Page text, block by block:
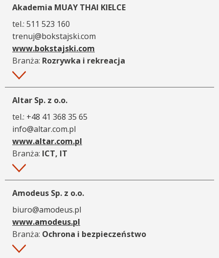
Akademia MUAY THAI KIELCE
tel.: 511 523 160
trenuj@bokstajski.com
www.bokstajski.com
Branża: Rozrywka i rekreacja
Więcej
Altar Sp. z o.o.
tel.: +48 41 368 35 65
info@altar.com.pl
www.altar.com.pl
Branża: ICT, IT
Więcej
Amodeus Sp. z o.o.
biuro@amodeus.pl
www.amodeus.pl
Branża: Ochrona i bezpieczeństwo
Więcej